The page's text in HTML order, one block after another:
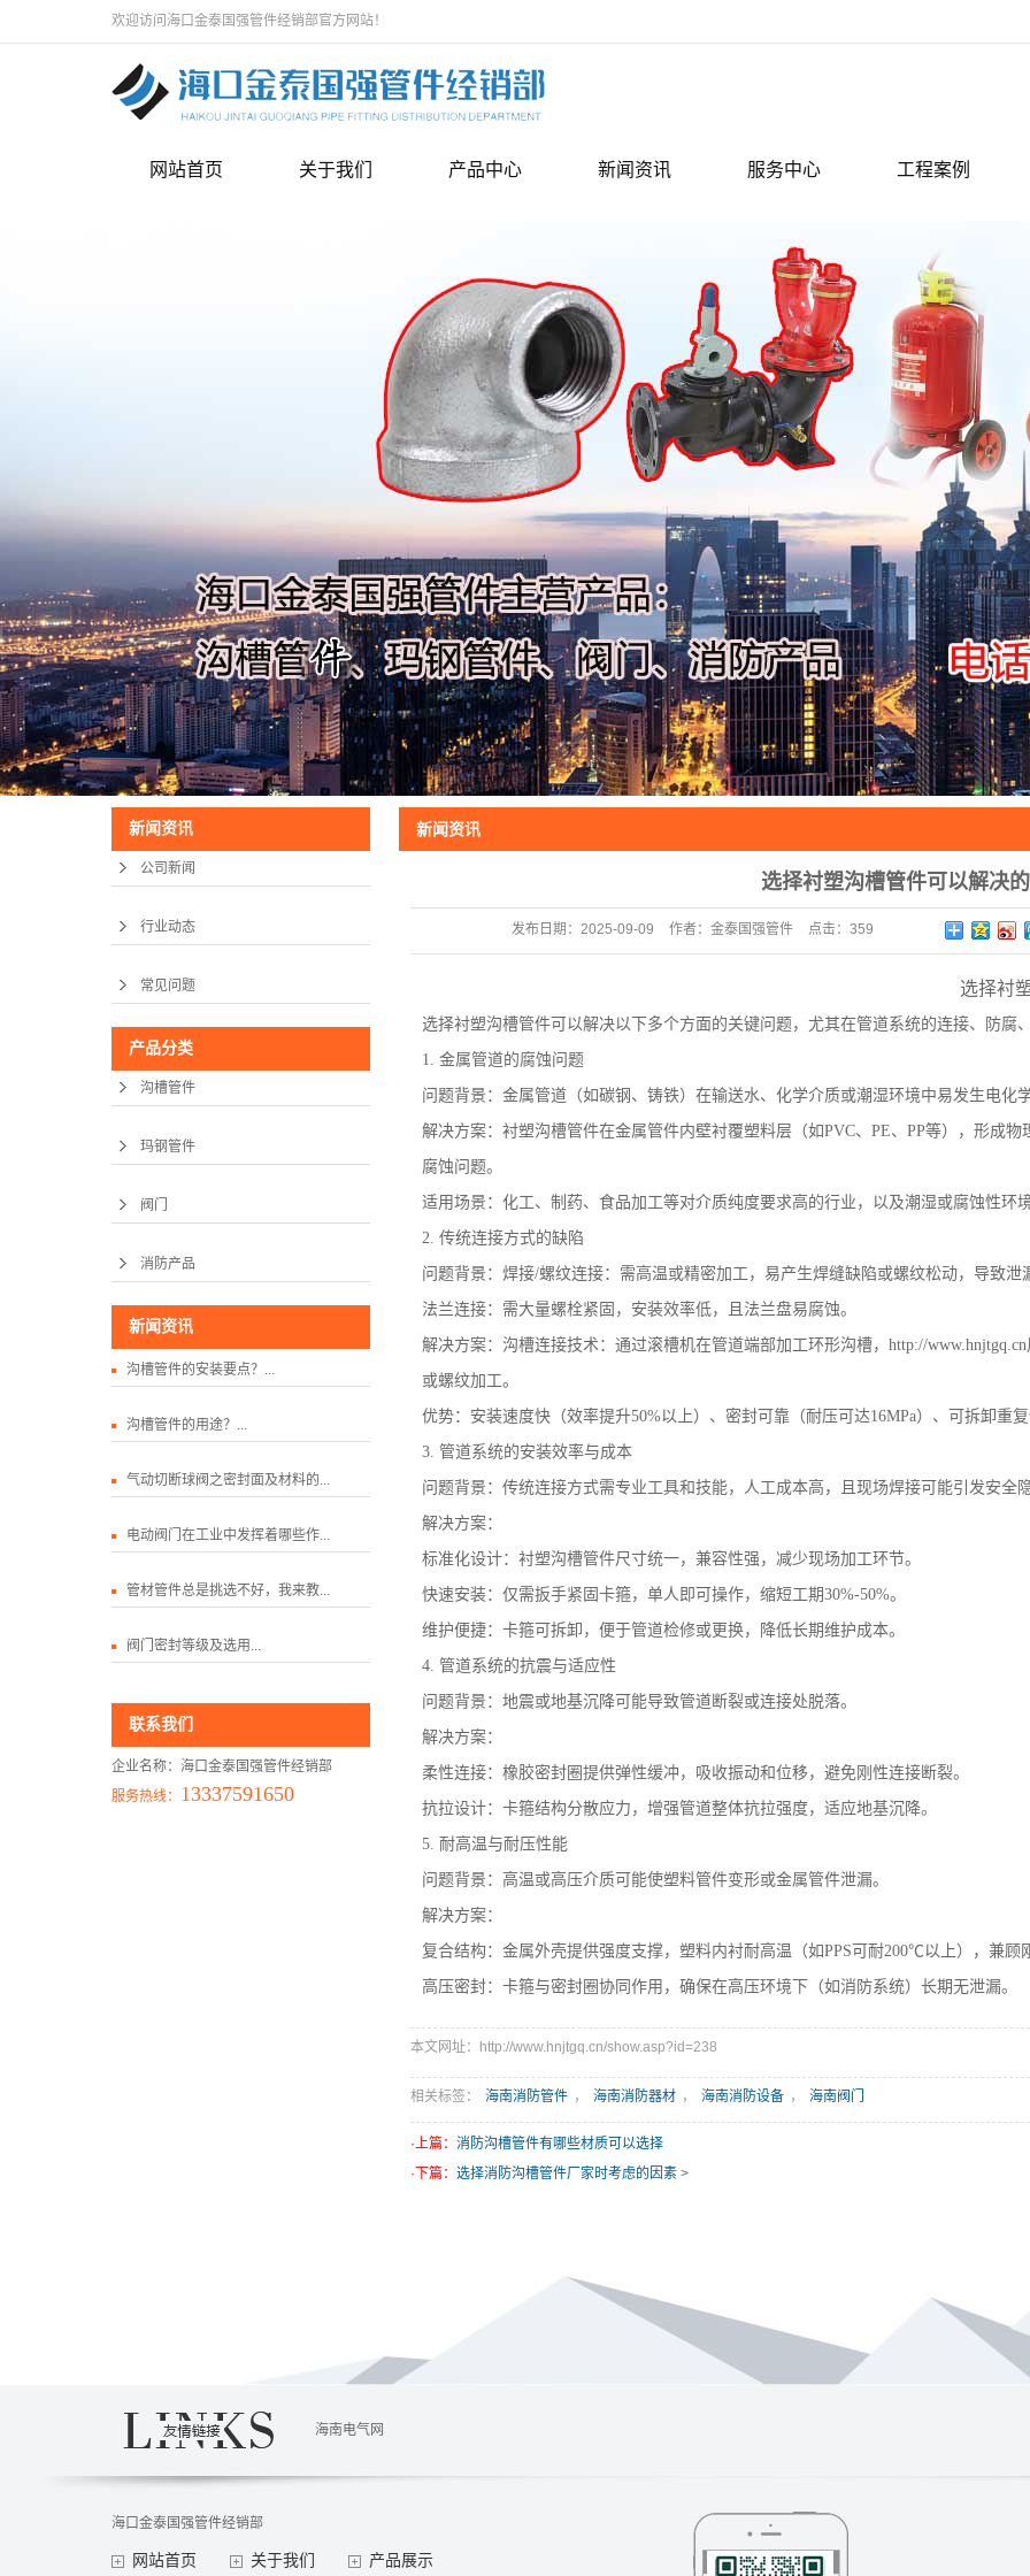
欢迎访问海口金泰国强管件经销部官方网站！
网站首页 关于我们 产品中心 新闻资讯 服务中心 工程案例
新闻资讯
公司新闻
行业动态
常见问题
产品分类
沟槽管件
玛钢管件
阀门
消防产品
新闻资讯
沟槽管件的安装要点？...
沟槽管件的用途？...
气动切断球阀之密封面及材料的...
电动阀门在工业中发挥着哪些作...
管材管件总是挑选不好，我来教...
阀门密封等级及选用...
联系我们
企业名称：海口金泰国强管件经销部
服务热线： 13337591650
新闻资讯
选择衬塑沟槽管件可以解决
发布日期： 2025-09-09 作者： 金泰国强管件 点击： 359
选择衬
选择衬塑沟槽管件可以解决以下多个方面的关键问题，尤其在管道系统的连接、防腐
1. 金属管道的腐蚀问题
问题背景：金属管道（如碳钢、铸铁）在输送水、化学介质或潮湿环境中易发生电化
解决方案：衬塑沟槽管件在金属管件内壁衬覆塑料层（如PVC、PE、PP等），形成
腐蚀问题。
适用场景：化工、制药、食品加工等对介质纯度要求高的行业，以及潮湿或腐蚀性环
2. 传统连接方式的缺陷
问题背景：焊接/螺纹连接：需高温或精密加工，易产生焊缝缺陷或螺纹松动，导致泄
法兰连接：需大量螺栓紧固，安装效率低，且法兰盘易腐蚀。
解决方案：沟槽连接技术：通过滚槽机在管道端部加工环形沟槽， http://www.hnjtgq.cn
或螺纹加工。
优势：安装速度快（效率提升50%以上）、密封可靠（耐压可达16MPa）、可拆卸重复
3. 管道系统的安装效率与成本
问题背景：传统连接方式需专业工具和技能，人工成本高，且现场焊接可能引发安全隐
解决方案：
标准化设计：衬塑沟槽管件尺寸统一，兼容性强，减少现场加工环节。
快速安装：仅需扳手紧固卡箍，单人即可操作，缩短工期30%-50%。
维护便捷：卡箍可拆卸，便于管道检修或更换，降低长期维护成本。
4. 管道系统的抗震与适应性
问题背景：地震或地基沉降可能导致管道断裂或连接处脱落。
解决方案：
柔性连接：橡胶密封圈提供弹性缓冲，吸收振动和位移，避免刚性连接断裂。
抗拉设计：卡箍结构分散应力，增强管道整体抗拉强度，适应地基沉降。
5. 耐高温与耐压性能
问题背景：高温或高压介质可能使塑料管件变形或金属管件泄漏。
解决方案：
复合结构：金属外壳提供强度支撑，塑料内衬耐高温（如PPS可耐200℃以上），兼顾
高压密封：卡箍与密封圈协同作用，确保在高压环境下（如消防系统）长期无泄漏。
本文网址：http://www.hnjtgq.cn/show.asp?id=238
相关标签： 海南消防管件 ， 海南消防器材 ， 海南消防设备 ， 海南阀门
·上篇： 消防沟槽管件有哪些材质可以选择
·下篇： 选择消防沟槽管件厂家时考虑的因素 >
海南电气网
海口金泰国强管件经销部
网站首页 关于我们
产品展示